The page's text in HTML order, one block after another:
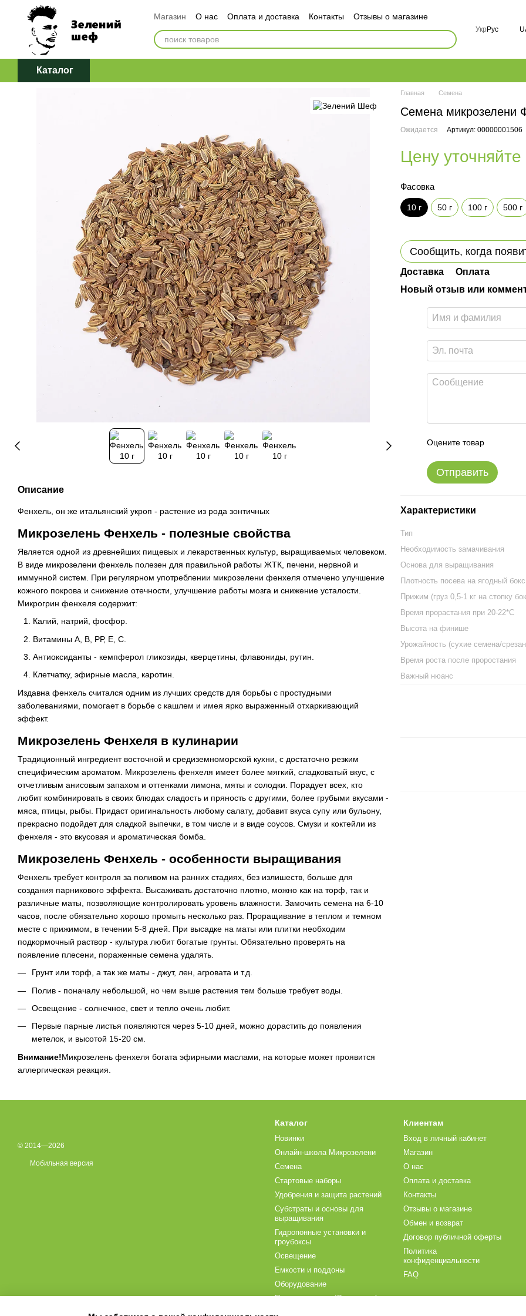
Перейти к основному контенту
Магазин О нас Оплата и доставка Контакты
Отзывы о магазине
Обмен и возврат
Договор публичной оферты
Политика конфиденциальности
Укр Рус
Каталог
Описание
Фенхель, он же итальянский укроп - растение из рода зонтичных
Микрозелень Фенхель - полезные свойства
Является одной из древнейших пищевых и лекарственных культур, выращиваемых человеком.
В виде микрозелени фенхель полезен для правильной работы ЖТК, печени, нервной и
иммунной систем. При регулярном употреблении микрозелени фенхеля отмечено улучшение
кожного покрова и снижение отечности, улучшение работы мозга и снижение усталости.
Микрогрин фенхеля содержит:
Калий, натрий, фосфор.
Витамины А, В, РР, Е, С.
Антиоксиданты - кемпферол гликозиды, кверцетины, флавониды, рутин.
Клетчатку, эфирные масла, каротин.
Издавна фенхель считался одним из лучших средств для борьбы с простудными
заболеваниями, помогает в борьбе с кашлем и имея ярко выраженный отхаркивающий
эффект.
Микрозелень Фенхеля в кулинарии
Традиционный ингредиент восточной и средиземноморской кухни, с достаточно резким
специфическим ароматом. Микрозелень фенхеля имеет более мягкий, сладковатый вкус, с
отчетливым анисовым запахом и оттенками лимона, мяты и солодки. Порадует всех, кто
любит комбинировать в своих блюдах сладость и пряность с другими, более грубыми вкусами -
мяса, птицы, рыбы. Придаст оригинальность любому салату, добавит вкуса супу или бульону,
прекрасно подойдет для сладкой выпечки, в том числе и в виде соусов. Смузи и коктейли из
фенхеля - это вкусовая и ароматическая бомба.
Микрозелень Фенхель - особенности выращивания
Фенхель требует контроля за поливом на ранних стадиях, без излишеств, больше для
создания парникового эффекта. Высаживать достаточно плотно, можно как на торф, так и
различные маты, позволяющие контролировать уровень влажности. Замочить семена на 6-10
часов, после обязательно хорошо промыть несколько раз. Проращивание в теплом и темном
месте с прижимом, в течении 5-8 дней. При высадке на маты или плитки необходим
подкормочный раствор - культура любит богатые грунты. Обязательно проверять на
появление плесени, пораженные семена удалять.
Грунт или торф, а так же маты - джут, лен, агровата и т.д.
Полив - поначалу небольшой, но чем выше растения тем больше требует воды.
Освещение - солнечное, свет и тепло очень любит.
Первые парные листья появляются через 5-10 дней, можно дорастить до появления
метелок, и высотой 15-20 см.
Внимание!Микрозелень фенхеля богата эфирными маслами, на которые может проявится
аллергическая реакция.
Главная Семена
Семена микрозелени
Ожидается Артикул: 00000001506
Цену уточняйте
Фасовка
10 г 50 г 100 г 500 г
Сообщить, когда
Доставка
Оплата
Новый отзыв или
Оцените товар
Отправить
Характеристики
Тип
Необходимость замачивания
Основа для выращивания
Плотность посева на ягодный
Прижим (груз 0,5-1 кг на стопку
Время прорастания при 20-22*C
Высота на финише
Урожайность (сухие семена/
Время роста после проростания
Важный нюанс
© 2014—2026
Мобильная версия
Каталог
Новинки
Онлайн-школа Микрозелени
Семена
Стартовые наборы
Удобрения и защита растений
Субстраты и основы для
выращивания
Гидропонные установки и
гроубоксы
Освещение
Емкости и поддоны
Оборудование
Проращиватели (Спроутеры)
Клиентам
Вход в личный кабинет
Магазин
О нас
Оплата и доставка
Контакты
Отзывы о магазине
Обмен и возврат
Договор публичной оферты
Политика
конфиденциальности
FAQ